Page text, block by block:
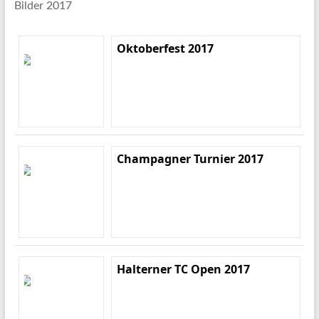
Bilder 2017
Oktoberfest 2017
Champagner Turnier 2017
Halterner TC Open 2017